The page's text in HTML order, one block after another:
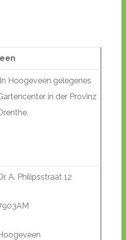
In Hoogeveen gelegenes
in der Provinz
A. Philipsstraat 12